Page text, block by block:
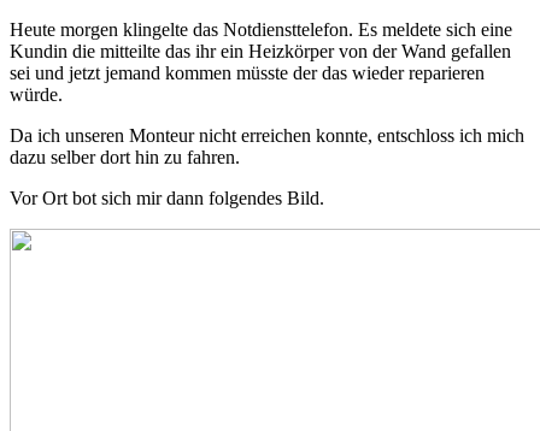
Heute morgen klingelte das Notdiensttelefon. Es meldete sich eine
Kundin die mitteilte das ihr ein Heizkörper von der Wand gefallen
sei und jetzt jemand kommen müsste der das wieder reparieren
würde.
Da ich unseren Monteur nicht erreichen konnte, entschloss ich mich
dazu selber dort hin zu fahren.
Vor Ort bot sich mir dann folgendes Bild.